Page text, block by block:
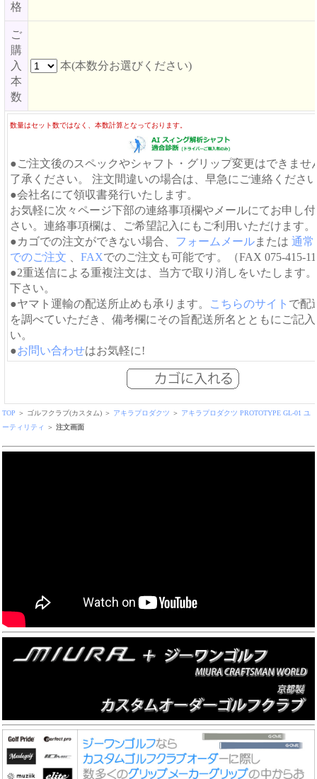
格
ご
購
入
本
数
本(本数分お選びください)
数量はセット数ではなく、本数計算となっております。
●ご注文後のスペックやシャフト・グリップ変更はできませ
了承ください。 注文間違いの場合は、早急にご連絡くださ
●会社名にて領収書発行いたします。
お気軽に次々ページ下部の連絡事項欄やメールにてお申し
さい。連絡事項欄は、ご希望記入にもご利用いただけます。
●カゴでの注文ができない場合、 フォームメールまたは 通常
でのご注文
FAXでのご注文も可能です。（FAX 075-415-
●2重送信による重複注文は、当方で取り消しをいたします
下さい。
●ヤマト運輸の配送所止めも承ります。
こちらのサイト で配
を調べていただき、備考欄にその旨配送所名とともにご記
い。
●お問い合わせはお気軽に!
TOP ＞ ゴルフクラブ(カスタム) ＞ アキラプロダクツ ＞ アキラプロダクツ PROTOTYPE GL-01 ユ
ーティリティ
＞ 注文画面